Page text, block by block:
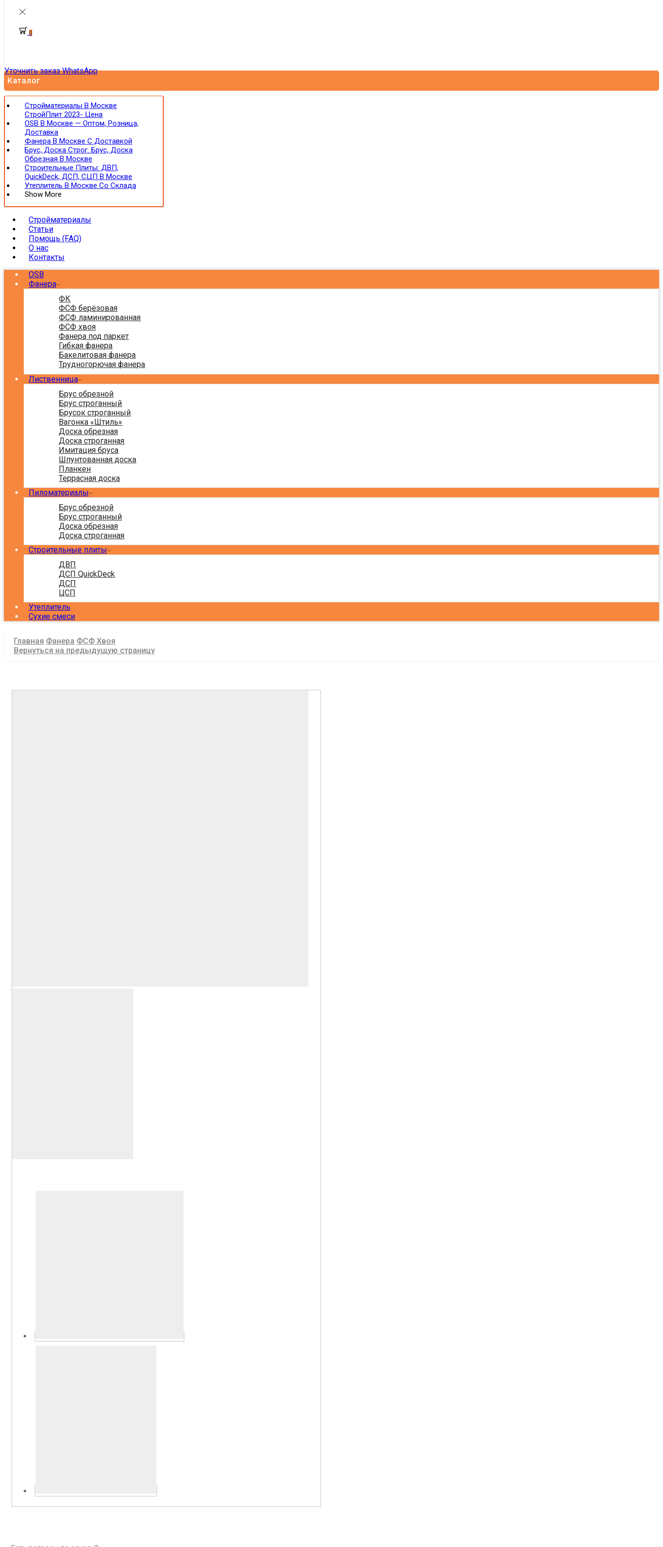
0
Уточнить заказ WhatsApp
Каталог
Стройматериалы В Москве
СтройПлит 2023- Цена
OSB В Москве — Оптом, Розница,
Доставка
Фанера В Москве С Доставкой
Брус, Доска Строг. Брус, Доска
Обрезная В Москве
Строительные Плиты: ДВП,
QuickDeck, ДСП, СЦП В Москве
Утеплитель В Москве Со Склада
Show More
Стройматериалы
Статьи
Помощь (FAQ)
О нас
Контакты
OSB
Фанера
ФК
ФСФ берёзовая
ФСФ ламинированная
ФСФ хвоя
Фанера под паркет
Гибкая фанера
Бакелитовая фанера
Трудногорючая фанера
Лиственница
Брус обрезной
Брус строганный
Брусок строганный
Вагонка «Штиль»
Доска обрезная
Доска строганная
Имитация бруса
Шпунтованная доска
Планкен
Террасная доска
Пиломатериалы
Брус обрезной
Брус строганный
Доска обрезная
Доска строганная
Строительные плиты
ДВП
ДСП QuickDeck
ДСП
ЦСП
Утеплитель
Сухие смеси
Главная Фанера ФСФ Хвоя
Вернуться на предыдущую страницу